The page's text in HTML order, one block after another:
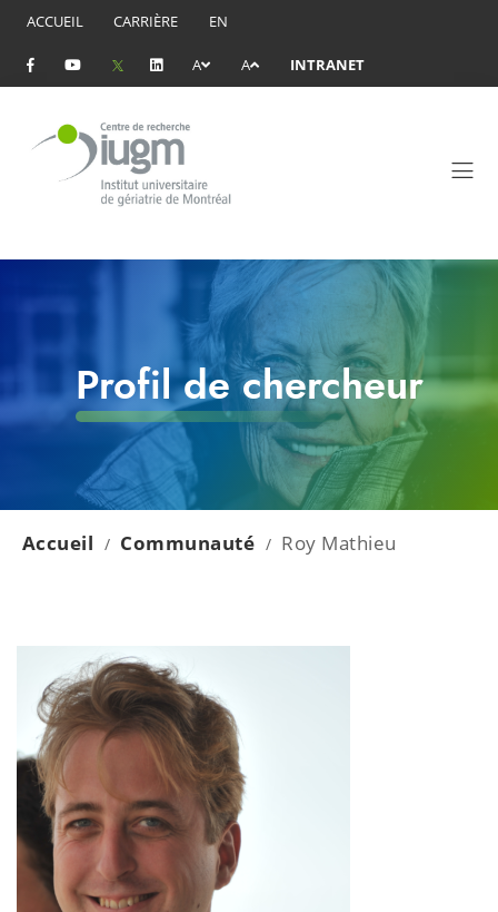
ACCUEIL CARRIÈRE EN
A A INTRANET
Profil de chercheur
Accueil / Communauté / Roy Mathieu